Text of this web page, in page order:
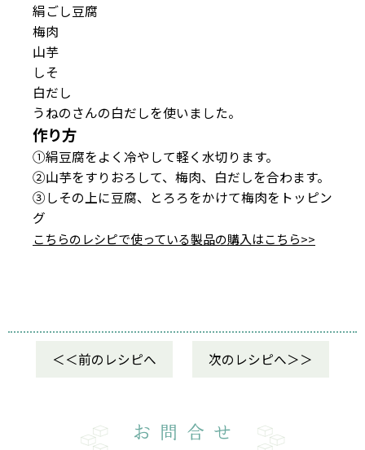
絹ごし豆腐
梅肉
山芋
しそ
白だし
うねのさんの白だしを使いました。
作り方
①絹豆腐をよく冷やして軽く水切ります。
②山芋をすりおろして、梅肉、白だしを合わます。
③しその上に豆腐、とろろをかけて梅肉をトッピン
グ
こちらのレシピで使っている製品の購入はこちら>>
前のレシピへ 次のレシピへ
お問合せ